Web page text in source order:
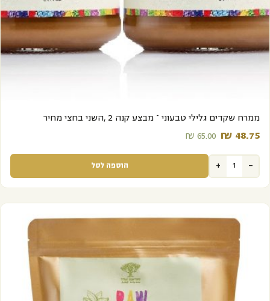
ממרח שקדים גלילי טבעוני – מבצע קנה 2 ,השני בחצי מחיר
₪ 65.00‬ ₪ 48.75‬
-
+ הוספה לסל